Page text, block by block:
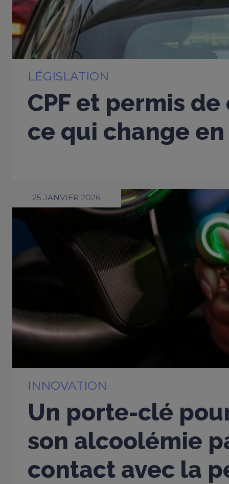
LÉGISLATION
CPF et permis
ce qui change
25 JANVIER 2026
INNOVATION
Un porte-clé
son alcoolémie
contact avec la